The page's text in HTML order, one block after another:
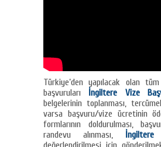
Türkiye’den yapılacak olan tüm
başvuruları İngiltere Vize
belgelerinin toplanması,
varsa başvuru/vize ücretinin
formlarının doldurulması,
randevu alınması, İngiltere